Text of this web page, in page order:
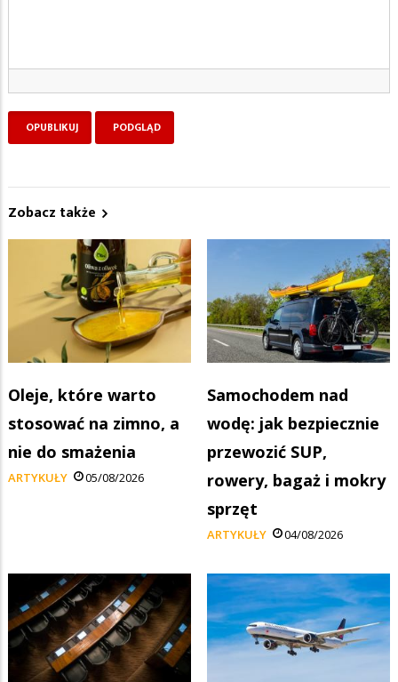
Zobacz także
Oleje, które warto
stosować na zimno, a
nie do smażenia
ARTYKUŁY 05/08/2026
Samochodem nad
wodę: jak bezpiecznie
przewozić SUP,
rowery, bagaż i mokry
sprzęt
ARTYKUŁY 04/08/2026